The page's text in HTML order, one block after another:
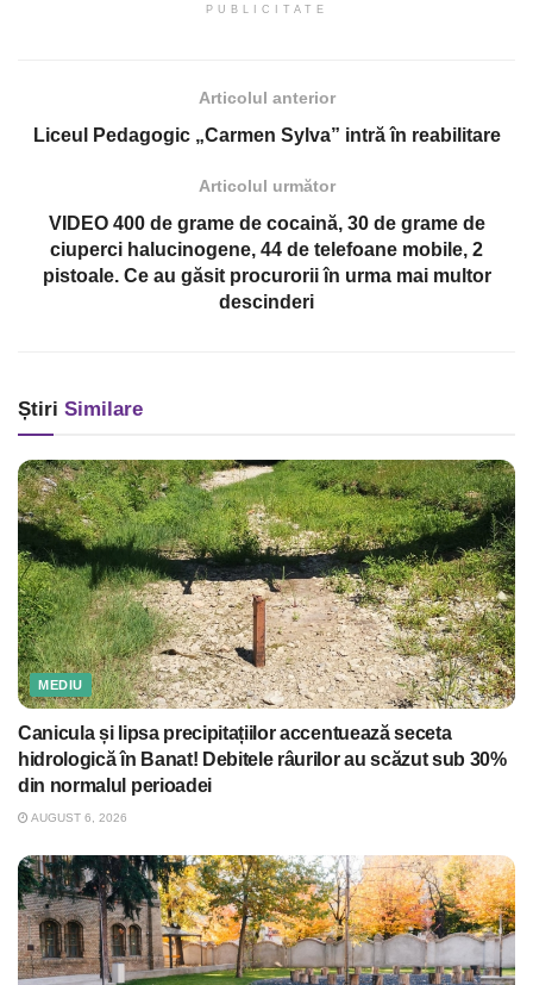
PUBLICITATE
Articolul anterior
Liceul Pedagogic „Carmen Sylva” intră în reabilitare
Articolul următor
VIDEO 400 de grame de cocaină, 30 de grame de
ciuperci halucinogene, 44 de telefoane mobile, 2
pistoale. Ce au găsit procurorii în urma mai multor
descinderi
Știri Similare
MEDIU
Canicula și lipsa precipitațiilor accentuează seceta
hidrologică în Banat! Debitele râurilor au scăzut sub 30%
din normalul perioadei
AUGUST 6, 2026